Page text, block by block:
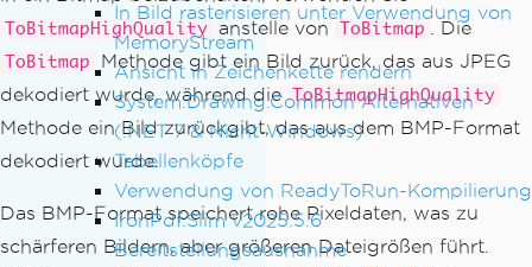
In Bild rasterisieren unter Verwendung von
MemoryStream
Ansicht in Zeichenkette rendern
System.Drawing.Common Alternativen
(.NET 7 & Nicht-Windows)
Tabellenköpfe
Verwendung von ReadyToRun-Kompilierung
IronPdf.Slim v2025.5.6
Bereitstellungsausnahme
ToBitmapHighQuality anstelle von ToBitmap . Die
ToBitmap
Methode gibt ein Bild zurück, das aus JPEG
dekodiert wurde, während die ToBitmapHighQuality
Methode ein Bild zurückgibt, das aus dem BMP-Format
dekodiert wurde.
Das BMP-Format speichert rohe Pixeldaten, was zu
schärferen Bildern, aber größeren Dateigrößen führt.